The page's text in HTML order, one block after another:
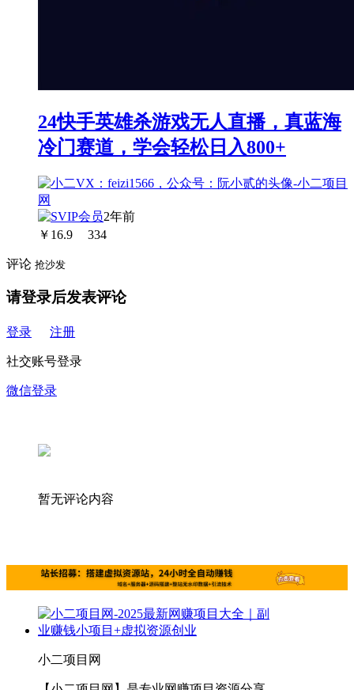
24快手英雄杀游戏无人直播，真蓝海
冷门赛道，学会轻松日入800+
2年前
￥ 16.9 334
评论 抢沙发
请登录后发表评论
登录 注册
社交账号登录
微信登录
暂无评论内容
小二项目网